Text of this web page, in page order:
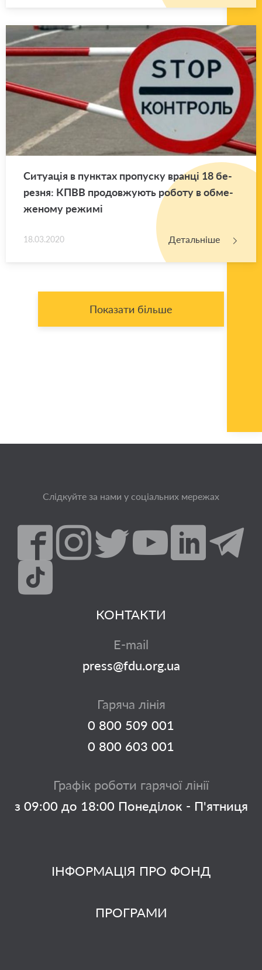
Си­ту­а­ція в пун­ктах про­пу­ску вран­ці 18 бе­
ре­зня: КПВВ про­дов­жу­ють ро­бо­ту в обме­
же­но­му ре­жи­мі
18.03.2020 Детальніше
Показати більше
Слідкуйте за нами у соціальних мережах
ІНФОРМАЦІЯ ПРО ФОНД
ПРОГРАМИ
КОНТАКТИ
E-mail
press@fdu.org.ua
Гаряча лінія
0 800 509 001
0 800 603 001
Графік роботи гарячої лінії
з 09:00 до 18:00 Понеділок - П'ятниця